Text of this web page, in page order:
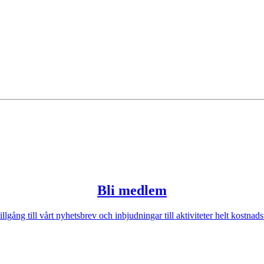
Bli medlem
till vårt nyhetsbrev och inbjudningar till aktiviteter helt